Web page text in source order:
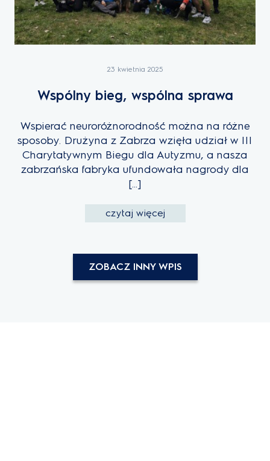
Wspólny bieg, wspólna sprawa
23 kwietnia 2025
Wspierać neuroróżnorodność można na różne
sposoby. Drużyna z Zabrza wzięła udział w III
Charytatywnym Biegu dla Autyzmu, a nasza
zabrzańska fabryka ufundowała nagrody dla
[…]
czytaj więcej
ZOBACZ INNY WPIS